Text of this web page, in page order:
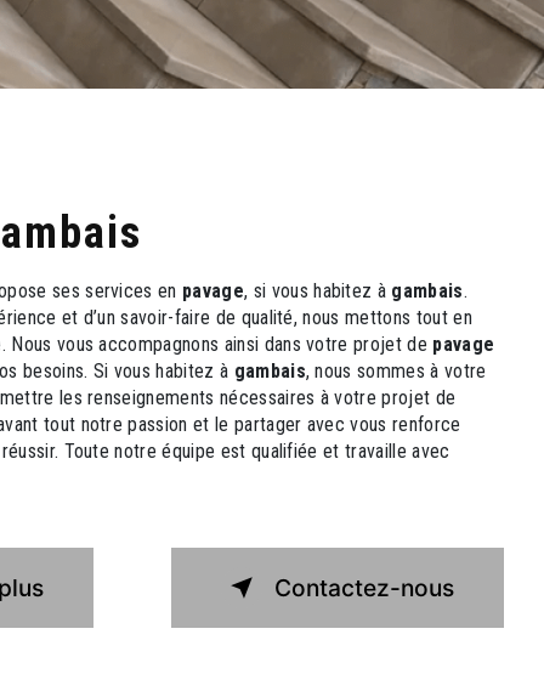
ses services en pavage, si vous habitez à gambais.
et d’un savoir-faire de qualité, nous mettons tout en
Nous vous accompagnons ainsi dans votre projet de pavage
besoins. Si vous habitez à gambais, nous sommes à votre
les renseignements nécessaires à votre projet de
tout notre passion et le partager avec vous renforce
Toute notre équipe est qualifiée et travaille avec
Contactez-nous